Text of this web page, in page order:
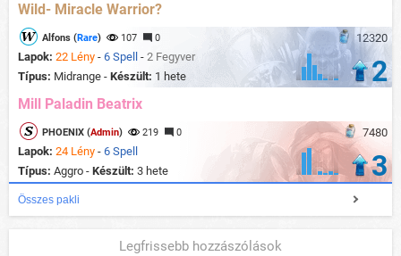
Wild- Miracle Warrior?
12320
Alfons (Rare) 107 0
Lapok: 22 Lény - 6 Spell - 2 Fegyver
Típus: Midrange - Készült: 1 hete 2
Mill Paladin Beatrix
7480
PHOENIX (Admin) 219 0
Lapok: 24 Lény - 6 Spell
Típus: Aggro - Készült: 3 hete 3
Összes pakli
Legfrissebb hozzászólások